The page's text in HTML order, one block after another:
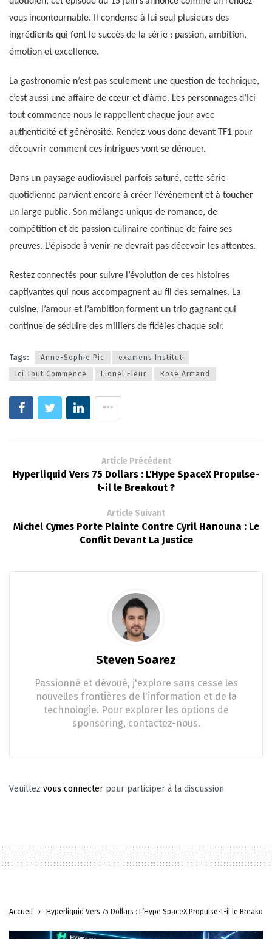
vous incontournable. Il condense à lui seul plusieurs des
ingrédients qui font le succès de la série : passion, ambition,
émotion et excellence.
La gastronomie n’est pas seulement une question de technique,
c’est aussi une affaire de cœur et d’âme. Les personnages d’Ici
tout commence nous le rappellent chaque jour avec
authenticité et générosité. Rendez-vous donc devant TF1 pour
découvrir comment ces intrigues vont se dénouer.
Dans un paysage audiovisuel parfois saturé, cette série
quotidienne parvient encore à créer l’événement et à toucher
un large public. Son mélange unique de romance, de
compétition et de passion culinaire continue de faire ses
preuves. L’épisode à venir ne devrait pas décevoir les attentes.
Restez connectés pour suivre l’évolution de ces histoires
captivantes qui nous accompagnent au fil des semaines. La
cuisine, l’amour et l’ambition forment un trio gagnant qui
continue de séduire des milliers de fidèles chaque soir.
Tags: Anne-Sophie Pic
examens Institut
Ici Tout Commence
Lionel Fleur Rose Armand
Article Précédent
Hyperliquid Vers 75 Dollars : L'Hype SpaceX Propulse-
t-il le Breakout ?
Article Suivant
Michel Cymes Porte Plainte Contre Cyril Hanouna : Le
Conflit Devant La Justice
Steven Soarez
Passionné et dévoué, j'explore sans cesse les
nouvelles frontières de l'information et de la
technologie. Pour explorer les options de
sponsoring, contactez-nous.
Veuillez vous connecter pour participer à la discussion
Accueil Hyperliquid Vers 75 Dollars : L’Hype SpaceX Propulse-t-il le Breakout